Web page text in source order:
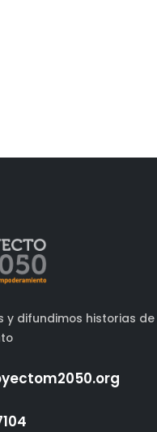
y difundimos historias de